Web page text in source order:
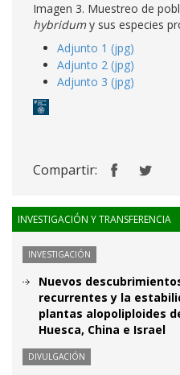
Imagen 3. Muestreo de
hybridumy sus especies
Adjunto 1 (jpg)
Adjunto 2 (jpg)
Adjunto 3 (jpg)
Compartir:
INVESTIGACIÓN Y TRANSFERENCIA
INVESTIGACIÓN
Nuevos
recurrentes y la
plantas alopoliploides
Huesca, China e Israel
DIVULGACIÓN